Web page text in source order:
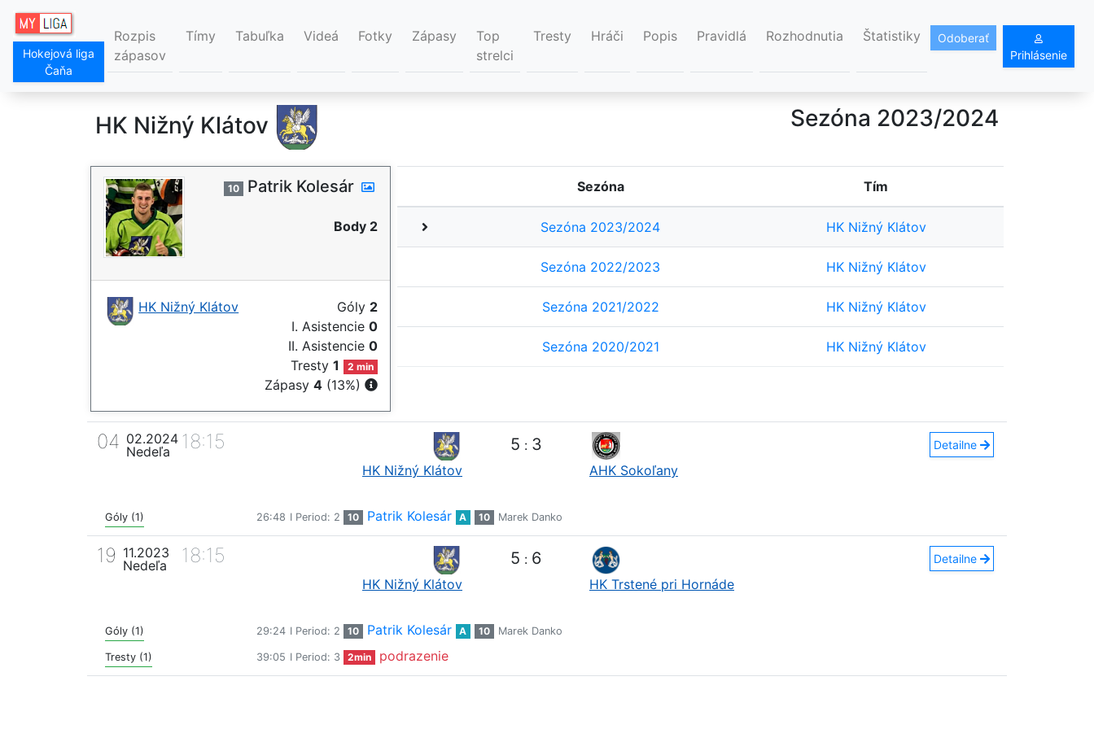
Hokejová liga
Čaňa
Rozpis
zápasov
Tímy Tabuľka Videá Fotky Zápasy
Top
strelci
Tresty Hráči Popis Pravidlá Rozhodnutia Štatistiky
Odoberať
Prihlásenie
HK Nižný Klátov Sezóna 2023/2024
10 Patrik Kolesár
Body 2
HK Nižný Klátov Góly 2
I. Asistencie 0
II. Asistencie 0
Tresty1 2 min
Zápasy 4 (13%)
Sezóna Tím
Sezóna 2023/2024 HK Nižný Klátov
Sezóna 2022/2023 HK Nižný Klátov
Sezóna 2021/2022 HK Nižný Klátov
Sezóna 2020/2021 HK Nižný Klátov
04 02.2024
Nedeľa
18:15
HK Nižný Klátov
5 : 3
AHK Sokoľany
Detailne
Góly (1) 26:48 I Period: 2 10 Patrik Kolesár A 10 Marek Danko
19 11.2023
Nedeľa
18:15
HK Nižný Klátov
5 : 6
HK Trstené pri Hornáde
Detailne
Góly (1) 29:24 I Period: 2 10 Patrik Kolesár A 10 Marek Danko
Tresty (1) 39:05 I Period: 3 2min podrazenie